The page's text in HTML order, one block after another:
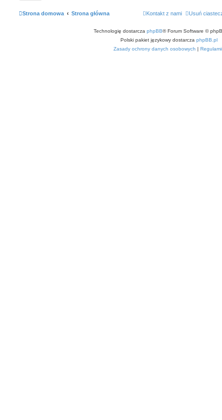
Strona domowa Strona główna Usuń
Kontakt z nami
Technologię dostarcza phpBB® Forum Software ©
Polski pakiet językowy dostarcza phpBB.pl
Zasady ochrony danych osobowych |